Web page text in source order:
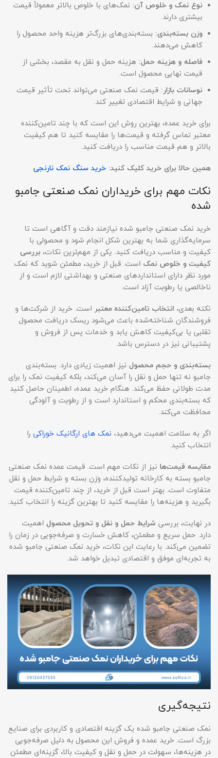
نوع نمک و خلوص آن: نمک‌های با خلوص بالاتر معمولاً قیمت
بیشتری دارند.
وزن بسته‌بندی: بسته‌بندی‌های بزرگ‌تر هزینه واحد محصول را
کاهش می‌دهند.
فاصله و هزینه حمل: هزینه حمل و نقل به مقصد، بخشی از
قیمت نهایی محصول است.
نوسانات بازار: قیمت نمک صنعتی می‌تواند تحت تأثیر قیمت
جهانی و شرایط اقتصادی تغییر کند.
برای خرید عمده، بهترین روش این است که با چند تامین‌کننده
معتبر تماس گرفته و قیمت‌ها را مقایسه کنید تا هم کیفیت
بالاتر و هم قیمت مناسب را دریافت کنید.
همین حالا برای خرید کلیک کنید: خرید سنگ نمک نارنجی
نکات مهم برای خریداران نمک صنعتی جامبو
شده
خرید نمک صنعتی جامبو شده نیازمند دقت و آگاهی است تا
سرمایه‌گذاری شما به بهترین شکل انجام شود و محصولی با
کیفیت و مناسب دریافت کنید. یکی از مهم‌ترین نکات، بررسی
کیفیت و خلوص نمک است. قبل از خرید، مطمئن شوید که نمک
مورد نظر دارای استانداردهای صنعتی و بهداشتی لازم است و از
ناخالصی یا رطوبت آزاد است.
نکته بعدی، انتخاب تامین‌کننده معتبر است. خرید از شرکت‌ها و
فروشندگان شناخته‌شده باعث می‌شود ریسک دریافت محصول
تقلبی یا بی‌کیفیت کاهش یابد و خدمات پس از فروش و
پشتیبانی نیز در دسترس باشد.
بسته‌بندی و حجم محصول نیز اهمیت زیادی دارد. بسته‌بندی
جامبو نه تنها حمل و نقل را آسان می‌کند، بلکه کیفیت نمک را برای
مدت طولانی حفظ می‌کند. هنگام خرید عمده، اطمینان حاصل کنید
که بسته‌بندی محکم و استاندارد است و از رطوبت و آلودگی
محافظت می‌کند.
اگر به سلامت اهمیت می‌دهید، نمک های ارگانیک خوراکی را
انتخاب کنید.
مقایسه قیمت‌ها نیز از نکات مهم است. قیمت عمده نمک صنعتی
جامبو بسته به کارخانه تولیدکننده، وزن بسته و شرایط حمل و نقل
متفاوت است. بهتر است قبل از خرید، از چند تامین‌کننده قیمت
بگیرید و هزینه‌ها را مقایسه کنید تا بهترین گزینه را انتخاب کنید.
در نهایت، بررسی شرایط حمل و نقل و تحویل محصول اهمیت
دارد. حمل سریع و مطمئن، کاهش خسارت و صرفه‌جویی در زمان را
تضمین می‌کند. با رعایت این نکات، خرید نمک صنعتی جامبو شده
به تجربه‌ای موفق و اقتصادی تبدیل خواهد شد.
نتیجه‌گیری
نمک صنعتی جامبو شده یک گزینه اقتصادی و کاربردی برای صنایع
بزرگ است. خرید عمده و فروش این محصول به دلیل صرفه‌جویی
در هزینه‌ها، سهولت در حمل و نقل و کیفیت بالا، گزینه‌ای مطمئن